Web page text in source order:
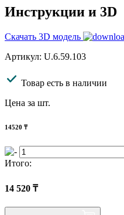
Инструкции и 3D
Скачать 3D модель
Артикул: U.6.59.103
Товар есть в наличии
Цена за шт.
14520 ₸
Итого:
14 520 ₸